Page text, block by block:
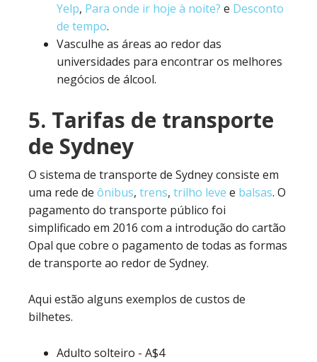
Yelp, Para onde ir hoje à noite? e Desconto
de tempo.
Vasculhe as áreas ao redor das
universidades para encontrar os melhores
negócios de álcool.
5. Tarifas de transporte
de Sydney
O sistema de transporte de Sydney consiste em
uma rede de ônibus, trens, trilho leve e balsas. O
pagamento do transporte público foi
simplificado em 2016 com a introdução do cartão
Opal que cobre o pagamento de todas as formas
de transporte ao redor de Sydney.
Aqui estão alguns exemplos de custos de
bilhetes.
Adulto solteiro - A$4